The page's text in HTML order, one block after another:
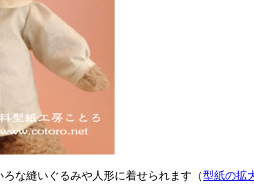
な縫いぐるみや人形に着せられます（型紙の拡